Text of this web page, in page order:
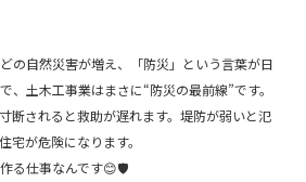
の自然災害が増え、「防災」という言葉が日
、土木工事業はまさに“防災の最前線”です。
断されると救助が遅れます。堤防が弱いと氾
宅が危険になります。
る仕事なんです😊🛡️